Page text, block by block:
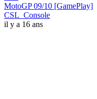
MotoGP 09/10 [GamePlay]
CSL_Console
il y a 16 ans